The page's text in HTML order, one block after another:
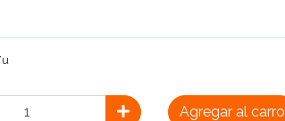
Agregar al carro